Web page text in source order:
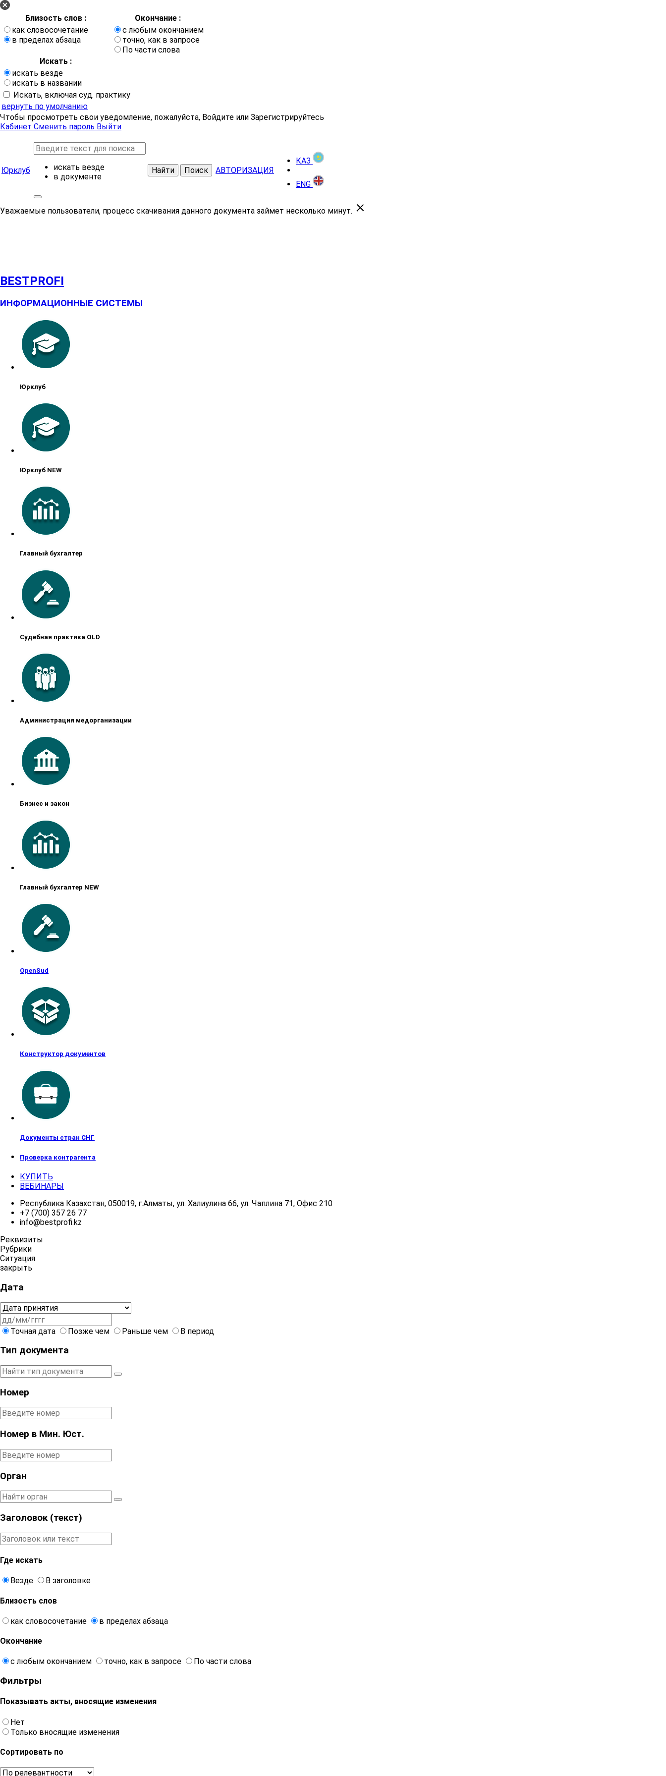
Близость слов :
Окончание :
как словосочетание
в пределах абзаца
с любым окончанием
точно, как в запросе
По части слова
Искать :
искать везде
искать в названии
Искать, включая суд. практику
вернуть по умолчанию
Чтобы просмотреть свои уведомление, пожалуйста, Войдите или Зарегистрируйтесь
Кабинет Сменить пароль Выйти
Юрклуб
искать везде
в документе
Найти Поиск АВТОРИЗАЦИЯ
КАЗ
ENG
Уважаемые пользователи, процесс скачивания данного документа займет несколько минут.
BESTPROFI
ИНФОРМАЦИОННЫЕ СИСТЕМЫ
Юрклуб
Юрклуб NEW
Главный бухгалтер
Судебная практика OLD
Администрация медорганизации
Бизнес и закон
Главный бухгалтер NEW
OpenSud
Конструктор документов
Документы стран СНГ
Проверка контрагента
КУПИТЬ
ВЕБИНАРЫ
Республика Казахстан, 050019, г.Алматы, ул. Халиулина 66, ул. Чаплина 71, Офис 210
+7 (700) 357 26 77
info@bestprofi.kz
Реквизиты
Рубрики
Ситуация
закрыть
Дата
Точная дата Позже чем Раньше чем В период
Тип документа
Номер
Номер в Мин. Юст.
Орган
Заголовок (текст)
Где искать
Везде В заголовке
Близость слов
как словосочетание в пределах абзаца
Окончание
с любым окончанием точно, как в запросе По части слова
Фильтры
Показывать акты, вносящие изменения
Нет
Только вносящие изменения
Сортировать по